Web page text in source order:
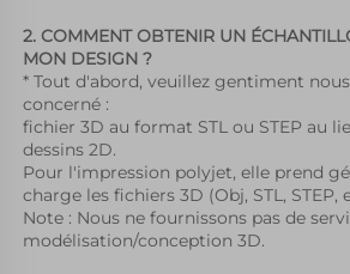
2. COMMENT OBTENIR UN
MON DESIGN ?
* Tout d'abord, veuillez gentiment
concerné :
fichier 3D au format STL ou STEP au
dessins 2D.
Pour l'impression polyjet, elle prend
charge les fichiers 3D (Obj, STL, STEP,
Note : Nous ne fournissons pas de
modélisation/conception 3D.